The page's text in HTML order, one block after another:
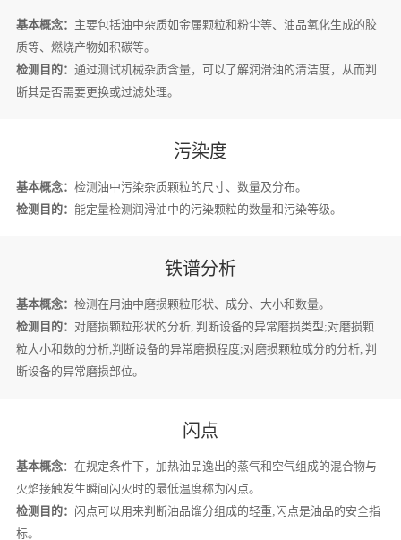
基本概念： 主要包括油中杂质如金属颗粒和粉尘等、油品氧化生成的胶
质等、燃烧产物如积碳等。
检测目的： 通过测试机械杂质含量，可以了解润滑油的清洁度，从而判
断其是否需要更换或过滤处理。
污染度
基本概念： 检测油中污染杂质颗粒的尺寸、数量及分布。
检测目的： 能定量检测润滑油中的污染颗粒的数量和污染等级。
铁谱分析
基本概念： 检测在用油中磨损颗粒形状、成分、大小和数量。
检测目的： 对磨损颗粒形状的分析, 判断设备的异常磨损类型;对磨损颗
粒大小和数的分析,判断设备的异常磨损程度;对磨损颗粒成分的分析, 判
断设备的异常磨损部位。
闪点
基本概念：在规定条件下，加热油品逸出的蒸气和空气组成的混合物与
火焰接触发生瞬间闪火时的最低温度称为闪点。
检测目的： 闪点可以用来判断油品馏分组成的轻重;闪点是油品的安全指
标。